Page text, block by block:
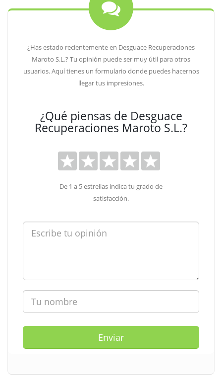
¿Has estado recientemente en Desguace Recuperaciones
Maroto S.L.? Tu opinión puede ser muy útil para otros
usuarios. Aquí tienes un formulario donde puedes hacernos
llegar tus impresiones.
¿Qué piensas de Desguace
Recuperaciones Maroto S.L.?
De 1 a 5 estrellas indica tu grado de
satisfacción.
Enviar